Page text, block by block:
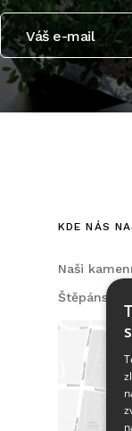
Váš e-mail
KDE NÁS
Naši
Štěpánská,